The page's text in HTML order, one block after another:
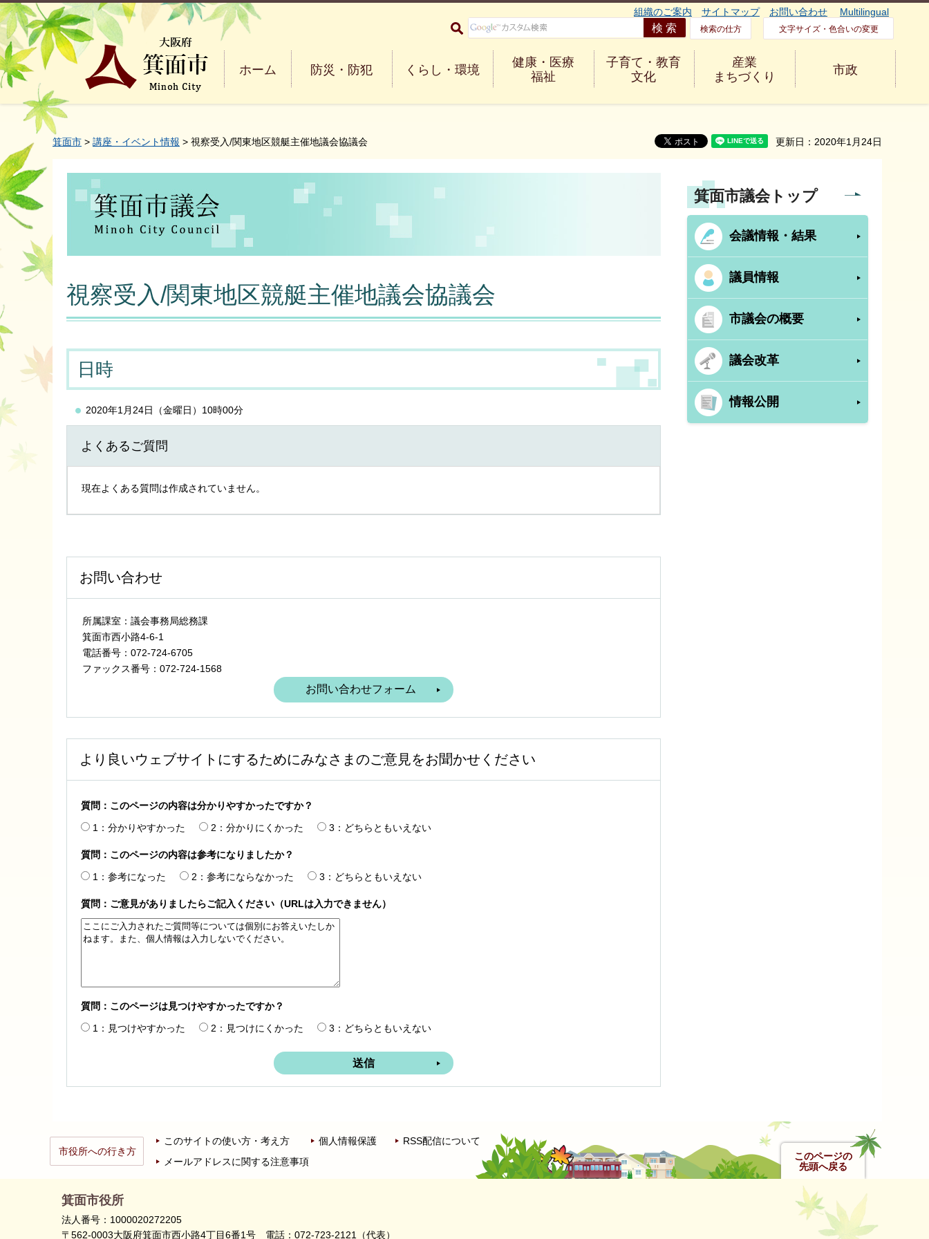
大阪府箕面市 Minoh City
組織のご案内 サイトマップ お問い合わせ Multilingual
検索の仕方 文字サイズ・色合いの変更
ホーム 防災・防犯 くらし・環境
健康・医療
福祉
子育て・教育
文化
産業
まちづくり
市政
箕面市 > 講座・イベント情報 > 視察受入/関東地区競艇主催地議会協議会 更新日：2020年1月24日
視察受入/関東地区競艇主催地議会協議会
日時
2020年1月24日（金曜日）10時00分
よくあるご質問
現在よくある質問は作成されていません。
お問い合わせ
所属課室：議会事務局総務課
箕面市西小路4‐6‐1
電話番号：072-724-6705
ファックス番号：072-724-1568
より良いウェブサイトにするためにみなさまのご意見をお聞かせください
質問：このページの内容は分かりやすかったですか？
1：分かりやすかった
2：分かりにくかった 3：どちらともいえない
質問：このページの内容は参考になりましたか？
1：参考になった
2：参考にならなかった 3：どちらともいえない
質問：ご意見がありましたらご記入ください（URLは入力できません）
質問：このページは見つけやすかったですか？
1：見つけやすかった
2：見つけにくかった 3：どちらともいえない
箕面市議会トップ
会議情報・結果
議員情報
市議会の概要
議会改革
情報公開
このページの
先頭へ戻る
市役所への行き方
このサイトの使い方・考え方 個人情報保護
RSS配信について
メールアドレスに関する注意事項
箕面市役所
法人番号：1000020272205
〒562-0003大阪府箕面市西小路4丁目6番1号 電話：072-723-2121（代表）